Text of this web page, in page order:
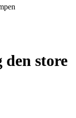
store